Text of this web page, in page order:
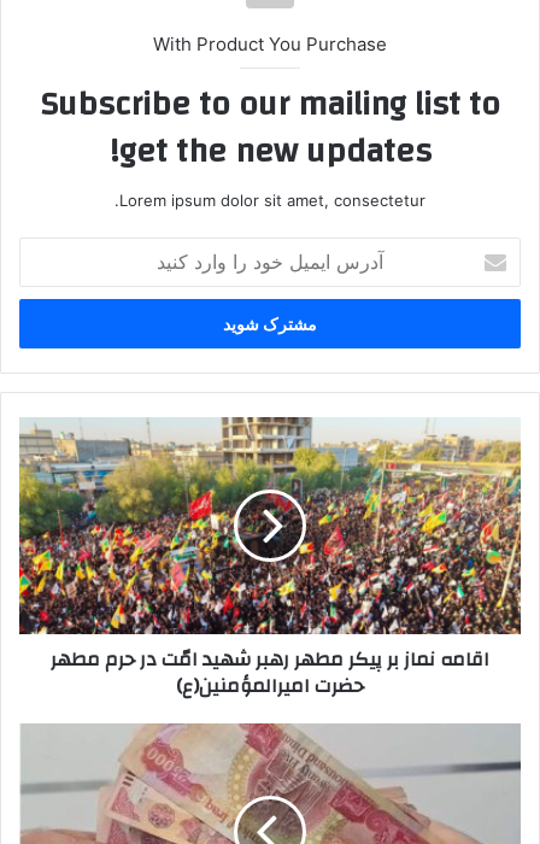
With Product You Purchase
Subscribe to our mailing list to
get the new updates!
Lorem ipsum dolor sit amet, consectetur.
ایمیل
خود
وارد
کنید
نماز
بر
پیکر
مطهر
رهبر
شهید
امّت
در
اقامه نماز بر پیکر مطهر رهبر شهید امّت در حرم مطهر
حضرت امیرالمؤمنین(ع)
فروش